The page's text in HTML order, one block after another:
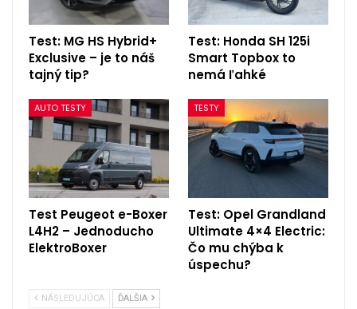
Test: MG HS Hybrid+
Exclusive – je to náš
tajný tip?
Test: Honda SH 125i
Smart Topbox to
nemá ľahké
AUTO TESTY
Test Peugeot e-Boxer
L4H2 – Jednoducho
ElektroBoxer
TESTY
Test: Opel Grandland
Ultimate 4×4 Electric:
Čo mu chýba k
úspechu?
NÁSLEDUJÚCA ĎALŠIA